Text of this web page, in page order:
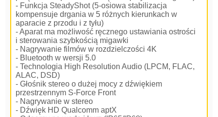
- Funkcja SteadyShot (5-osiowa stabilizacja
kompensuje drgania w 5 różnych kierunkach w
aparacie z przodu i z tyłu)
- Aparat ma możliwość ręcznego ustawiania ostrości
i sterowania szybkością migawki
- Nagrywanie filmów w rozdzielczości 4K
- Bluetooth w wersji 5.0
- Technologia High Resolution Audio (LPCM, FLAC,
ALAC, DSD)
- Głośnik stereo o dużej mocy z dźwiękiem
przestrzennym S-Force Front
- Nagrywanie w stereo
- Dźwięk HD Qualcomm aptX